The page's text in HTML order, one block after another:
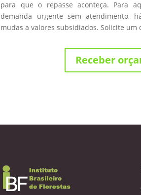
para que o repasse aconteça. Para
demanda urgente sem atendimento,
mudas a valores subsidiados. Solicite um
Receber